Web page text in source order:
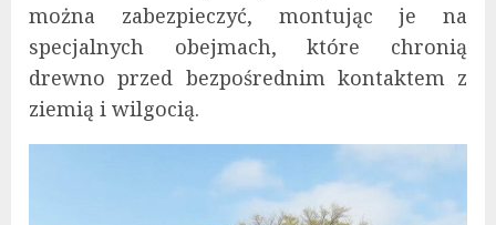
można zabezpieczyć, montując je na
specjalnych obejmach, które chronią
drewno przed bezpośrednim kontaktem z
ziemią i wilgocią.